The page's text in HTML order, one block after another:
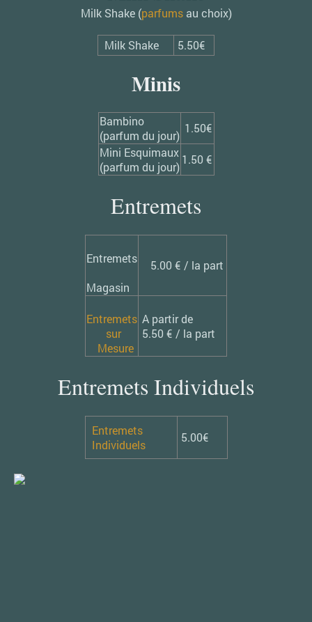
Milk Shake (parfumsau choix)
Milk Shake 5.50€
Minis
Bambino
(parfum du jour)
1.50€
Mini Esquimaux
(parfum du jour)
1.50 €
Entremets
Entremets
Magasin
5.00 € / la part
Entremets
sur
Mesure
A partir de
5.50 € / la part
Entremets Individuels
Entremets
Individuels
5.00€